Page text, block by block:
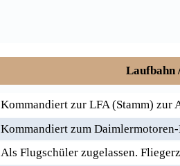
Laufbahn
Kommandiert zur LFA (Stamm) zur
Kommandiert zum
Als Flugschüler zugelassen.